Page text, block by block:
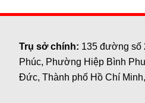
Trụ sở chính: 135 đường số
Phúc, Phường Hiệp Bình
Đức, Thành phố Hồ Chí